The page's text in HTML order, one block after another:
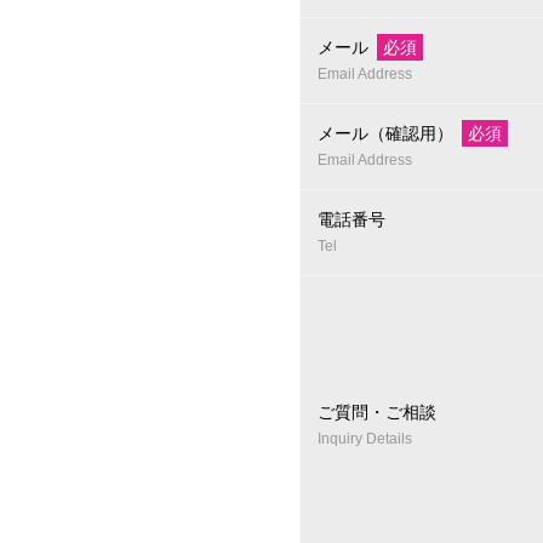
メール 必須
Email Address
メール（確認用） 必須
Email Address
電話番号
Tel
ご質問・ご相談
Inquiry Details